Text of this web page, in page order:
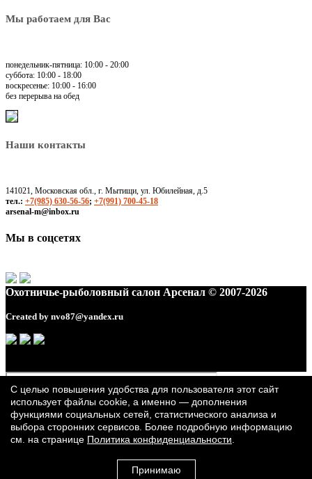
Мы работаем для Вас
понедельник-пятница: 10:00 - 20:00
суббота: 10:00 - 18:00
воскресенье: 10:00 - 16:00
без перерыва на обед
Наши контакты
141021, Московская обл., г. Мытищи, ул. Юбилейная, д.5
тел.: +7(985) 630-56-56; +7(991) 700-45-18
arsenal-m@inbox.ru
Мы в соцсетях
Охотничье-рыболовный салон Арсенал © 2007-2026
Created by nvo87@yandex.ru
С целью повышения удобства для пользователя этот сайт
использует файлы cookie, а именно — дополнения
функциями социальных сетей, статистического анализа и
выбора сторонних сервисов. Более подробную информацию
см. на странице Политика конфиденциальности
Принимаю